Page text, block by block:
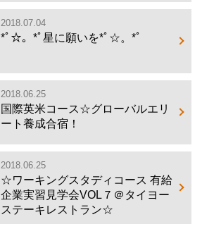
2018.07.04
*ﾟ☆。*ﾟ星に願いを*ﾟ☆。*ﾟ
2018.06.25
国際英米コース☆グローバルエリ
ート養成合宿！
2018.06.25
☆ワーキングスタディコース 有給
企業実習見学会VOL７＠タイヨー
ステーキレストラン☆